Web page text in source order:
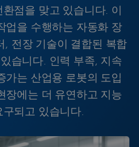
점을 맞고 있습니다. 이
업을 수행하는 자동화 장
, 전장 기술이 결합된 복합
습니다. 인력 부족, 지속
가는 산업용 로봇의 도입
장에는 더 유연하고 지능
되고 있습니다.